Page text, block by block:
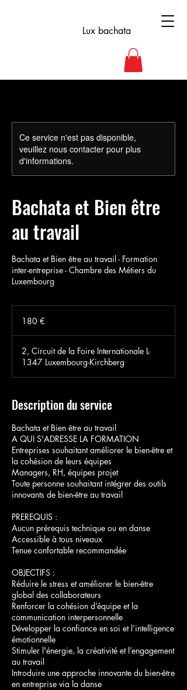
Lux bachata
Ce service n'est pas disponible,
veuillez nous contacter pour plus
d'informations.
Bachata et Bien être
au travail
Bachata et Bien être au travail - Formation
inter-entreprise - Chambre des Métiers du
Luxembourg
180 €
2, Circuit de la Foire Internationale L-
1347 Luxembourg-Kirchberg
Description du service
Bachata et Bien être au travail
A QUI S'ADRESSE LA FORMATION
Entreprises souhaitant améliorer le bien-être et
la cohésion de leurs équipes
Managers, RH, équipes projet
Toute personne souhaitant intégrer des outils
innovants de bien-être au travail
PREREQUIS :
Aucun prérequis technique ou en danse
Accessible à tous niveaux
Tenue confortable recommandée
OBJECTIFS :
Réduire le stress et améliorer le bien-être
global des collaborateurs
Renforcer la cohésion d’équipe et la
communication interpersonnelle
Développer la confiance en soi et l’intelligence
émotionnelle
Stimuler l'énergie, la créativité et l’engagement
au travail
Introduire une approche innovante du bien-être
en entreprise via la danse